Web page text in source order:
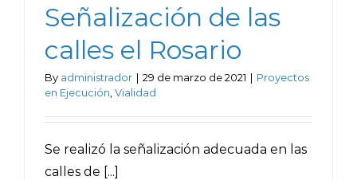
Señalización de las
calles el Rosario
By administrador | 29 de marzo de 2021 | Proyectos
en Ejecución Vialidad
Se realizó la señalización adecuada en las
calles de [...]